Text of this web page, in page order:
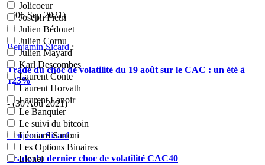
Jolicoeur
Joseph Pietri
Julien Bédouet
Julien Cornu
Julien Mayard
Karl Descombes
Laurent Conte
Laurent Horvath
Laurent Lanoir
Le Banquier
Le suivi du bitcoin
Léonard Sartoni
Les Options Binaires
Lionel
- (06 Sep 2021)
Benjamin Sicard :
Trade du choc de volatilité du 19 août sur le CAC : un été à
123%
- (30 Aoû 2021)
Benjamin Sicard:
Trade du dernier choc de volatilité CAC40